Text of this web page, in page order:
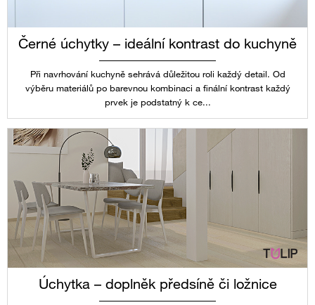
Černé úchytky – ideální kontrast do kuchyně
Při navrhování kuchyně sehrává důležitou roli každý detail. Od
výběru materiálů po barevnou kombinaci a finální kontrast každý
prvek je podstatný k ce...
Úchytka – doplněk předsíně či ložnice